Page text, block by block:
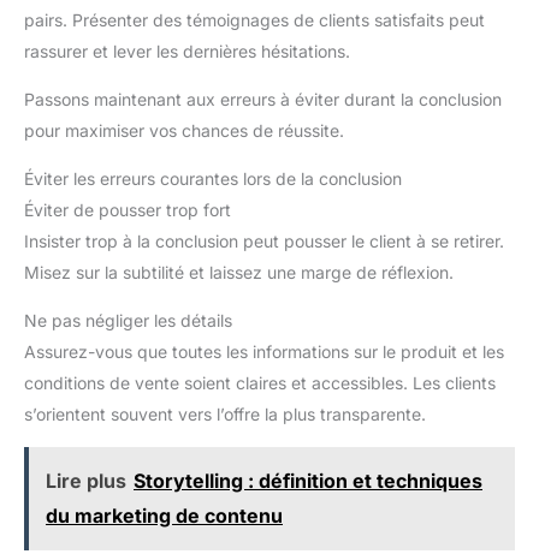
pairs. Présenter des témoignages de clients satisfaits peut
rassurer et lever les dernières hésitations.
Passons maintenant aux erreurs à éviter durant la conclusion
pour maximiser vos chances de réussite.
Éviter les erreurs courantes lors de la conclusion
Éviter de pousser trop fort
Insister trop à la conclusion peut pousser le client à se retirer.
Misez sur la subtilité et laissez une marge de réflexion.
Ne pas négliger les détails
Assurez-vous que toutes les informations sur le produit et les
conditions de vente soient claires et accessibles. Les clients
s’orientent souvent vers l’offre la plus transparente.
Lire plus Storytelling : définition et techniques
du marketing de contenu